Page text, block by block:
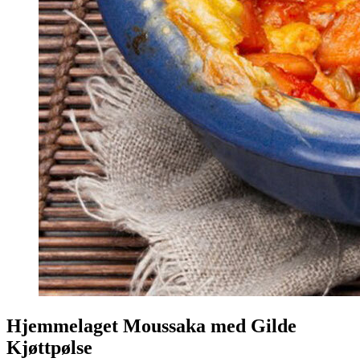
Hjemmelaget Moussaka med Gilde
Kjøttpølse